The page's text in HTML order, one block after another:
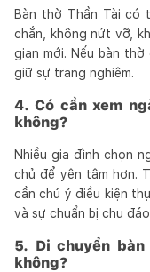
Bàn thờ Thần Tài có
chắn, không nứt vỡ,
gian mới. Nếu bàn
giữ sự trang nghiêm.
4. Có cần xem
không?
Nhiều gia đình chọn
chủ để yên tâm hơn.
cần chú ý điều kiện
và sự chuẩn bị chu
5. Di chuyển
không?